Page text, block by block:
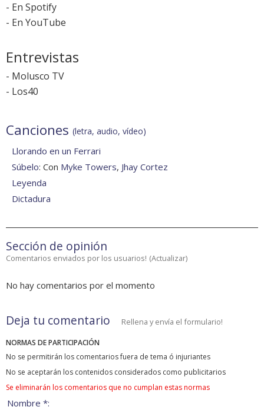
- En Spotify
- En YouTube
Entrevistas
- Molusco TV
- Los40
Canciones (letra, audio, vídeo)
Llorando en un Ferrari
Súbelo: Con Myke Towers, Jhay Cortez
Leyenda
Dictadura
Sección de opinión
Comentarios enviados por los usuarios! (Actualizar)
No hay comentarios por el momento
Deja tu comentario Rellena y envía el formulario!
NORMAS DE PARTICIPACIÓN
No se permitirán los comentarios fuera de tema ó injuriantes
No se aceptarán los contenidos considerados como publicitarios
Se eliminarán los comentarios que no cumplan estas normas
Nombre *: